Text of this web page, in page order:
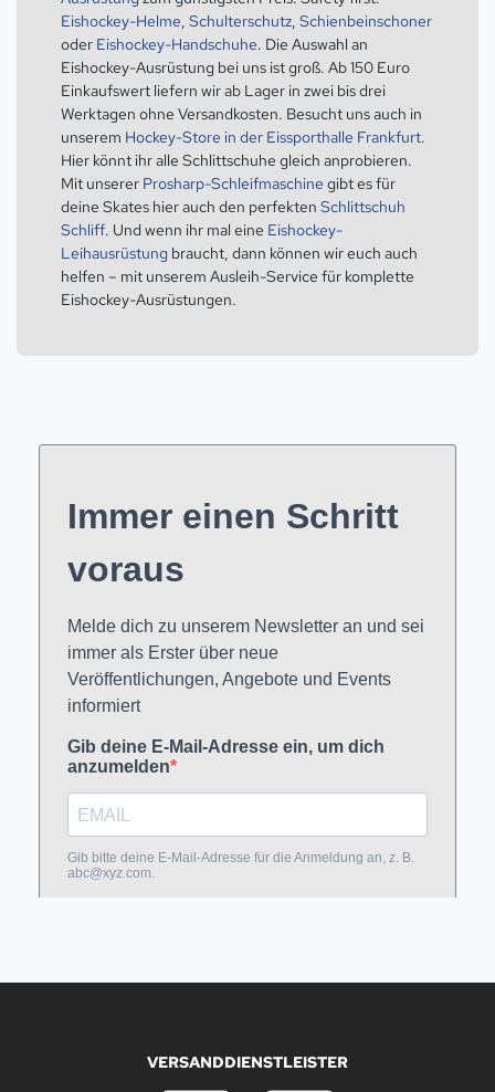
Eishockey-Helme, Schulterschutz, Schienbeinschoner
oder Eishockey-Handschuhe. Die Auswahl an
Eishockey-Ausrüstung bei uns ist groß. Ab 150 Euro
Einkaufswert liefern wir ab Lager in zwei bis drei
Werktagen ohne Versandkosten. Besucht uns auch in
unserem Hockey-Store in der Eissporthalle Frankfurt.
Hier könnt ihr alle Schlittschuhe gleich anprobieren.
Mit unserer Prosharp-Schleifmaschine gibt es für
deine Skates hier auch den perfekten Schlittschuh
Schliff. Und wenn ihr mal eine Eishockey-
Leihausrüstung braucht, dann können wir euch auch
helfen – mit unserem Ausleih-Service für komplette
Eishockey-Ausrüstungen.
VERSANDDIENSTLEISTER